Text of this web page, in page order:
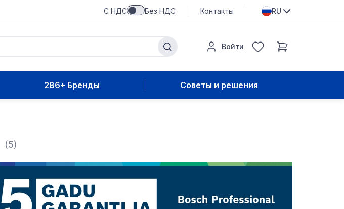
С НДС Без НДС Контакты RU
Войти
286+ Бренды Советы и решения
(5)